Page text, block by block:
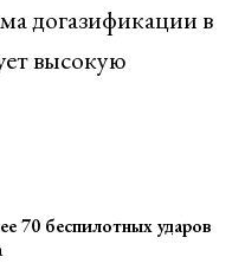
догазификации в
высокую
70 беспилотных ударов